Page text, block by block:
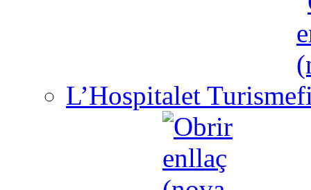
L’Hospitalet Turisme